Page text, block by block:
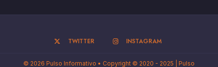
TWITTER INSTAGRAM
© 2026 Pulso Informativo • Copyright © 2020 - 2025 | Pulso